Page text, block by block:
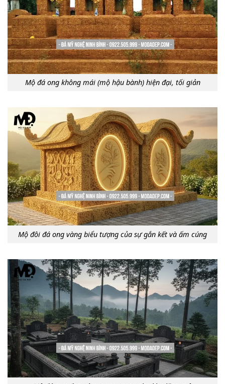
Mộ đá ong không mái (mộ hậu bành) hiện đại, tối giản
Mộ đôi đá ong vàng biểu tượng của sự gắn kết và ấm cúng